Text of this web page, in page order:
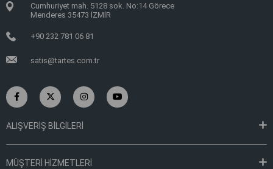
Cumhuriyet mah. 5128 sok. No:14 Görece
Menderes 35473 İZMİR
+90 232 781 06 81
satis@tartes.com.tr
ALIŞVERİŞ BİLGİLERİ
MÜŞTERİ HİZMETLERİ